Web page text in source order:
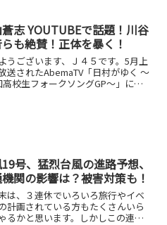
志 YOUTUBEで話題！川谷
も絶賛！正体を暴く！
うございます、Ｊ４５です。5月上
送されたAbemaTV「日村がゆく ～
高校生フォークソングGP～」に出
号、猛烈台風の進路予想、
関の影響は？被害対策も！
は、３連休でいろいろ旅行やイベ
計画されている方もたくさんいら
るかと思います。しかしこの連休